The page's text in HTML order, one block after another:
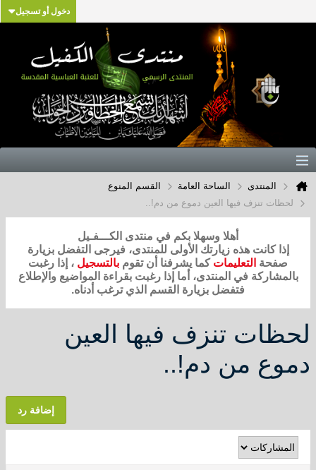
دخول أو تسجيل
المنتدى الساحة العامة
القسم المنوع
لحظات تنزف فيها العين دموع من دم!..
أهلا وسهلا بكم في منتدى الكـــفـيل
إذا كانت هذه زيارتك الأولى للمنتدى، فيرجى التفضل بزيارة
صفحة التعليمات كما يشرفنا أن تقوم بالتسجيل ، إذا رغبت
بالمشاركة في المنتدى، أما إذا رغبت بقراءة المواضيع والإطلاع
فتفضل بزيارة القسم الذي ترغب أدناه.
لحظات تنزف فيها العين
دموع من دم!..
إضافة رد